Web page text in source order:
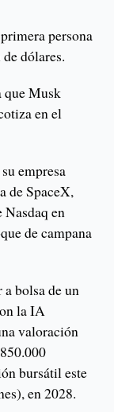
persona
dólares.
que Musk
en el
empresa
de SpaceX,
en
de campana
bolsa de un
la IA
valoración
bursátil este
en 2028.